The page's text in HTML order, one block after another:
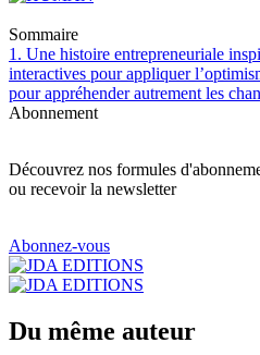
Sommaire
1. Une histoire entrepreneuriale
interactives pour appliquer
pour appréhender autrement les
Abonnement
Découvrez nos formules
ou recevoir la newsletter
Abonnez-vous
Du même auteur